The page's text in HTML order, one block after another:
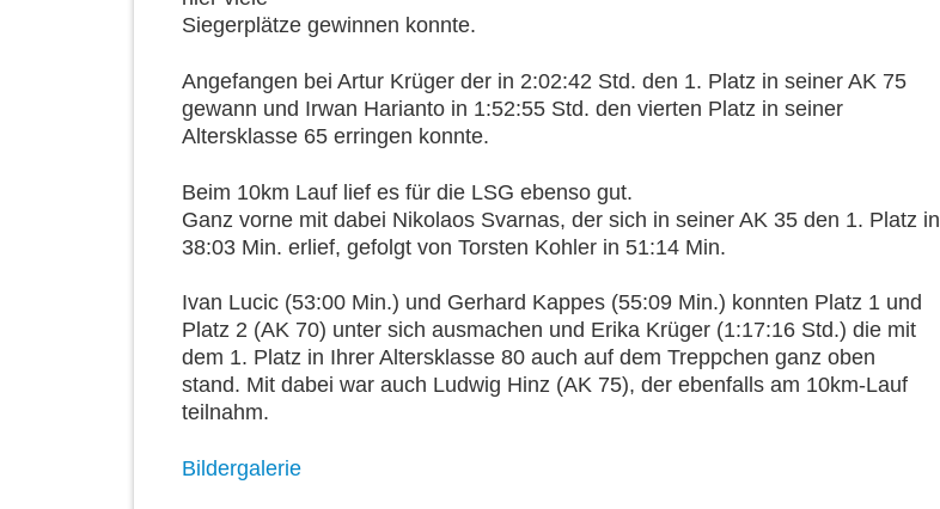
Siegerplätze gewinnen konnte.
Angefangen bei Artur Krüger der in 2:02:42 Std. den 1. Platz in seiner AK 75
gewann und Irwan Harianto in 1:52:55 Std. den vierten Platz in seiner
Altersklasse 65 erringen konnte.
Beim 10km Lauf lief es für die LSG ebenso gut.
Ganz vorne mit dabei Nikolaos Svarnas, der sich in seiner AK 35 den 1. Platz in
38:03 Min. erlief, gefolgt von Torsten Kohler in 51:14 Min.
Ivan Lucic (53:00 Min.) und Gerhard Kappes (55:09 Min.) konnten Platz 1 und
Platz 2 (AK 70) unter sich ausmachen und Erika Krüger (1:17:16 Std.) die mit
dem 1. Platz in Ihrer Altersklasse 80 auch auf dem Treppchen ganz oben
stand. Mit dabei war auch Ludwig Hinz (AK 75), der ebenfalls am 10km-Lauf
teilnahm.
Bildergalerie